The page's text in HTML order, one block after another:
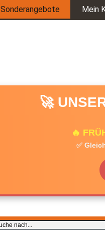
🚀
🔥
✅
Sonderangebote Mein